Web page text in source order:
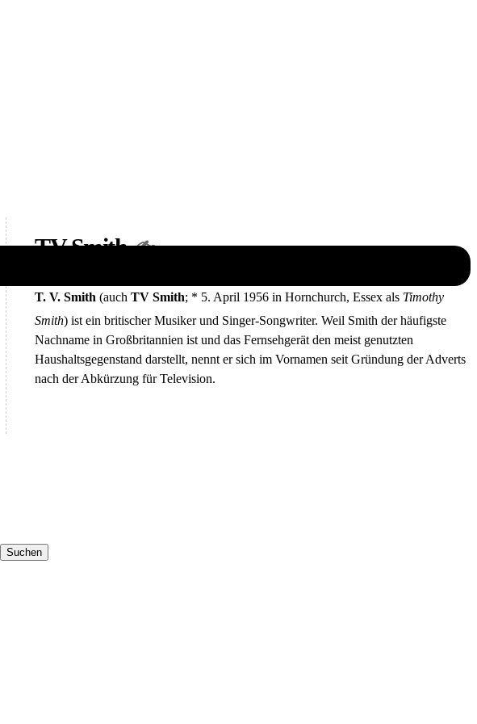
TV Smith ✍
T. V. Smith (auch TV Smith; * 5. April 1956 in Hornchurch, Essex als Timothy
Smith) ist ein britischer Musiker und Singer-Songwriter. Weil Smith der häufigste
Nachname in Großbritannien ist und das Fernsehgerät den meist genutzten
Haushaltsgegenstand darstellt, nennt er sich im Vornamen seit Gründung der Adverts
nach der Abkürzung für Television.